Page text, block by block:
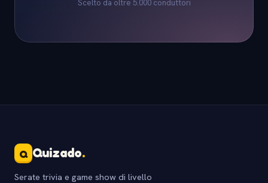
Scelto da oltre 5.000 conduttori
Q Quizado.
Serate trivia e game show di livello